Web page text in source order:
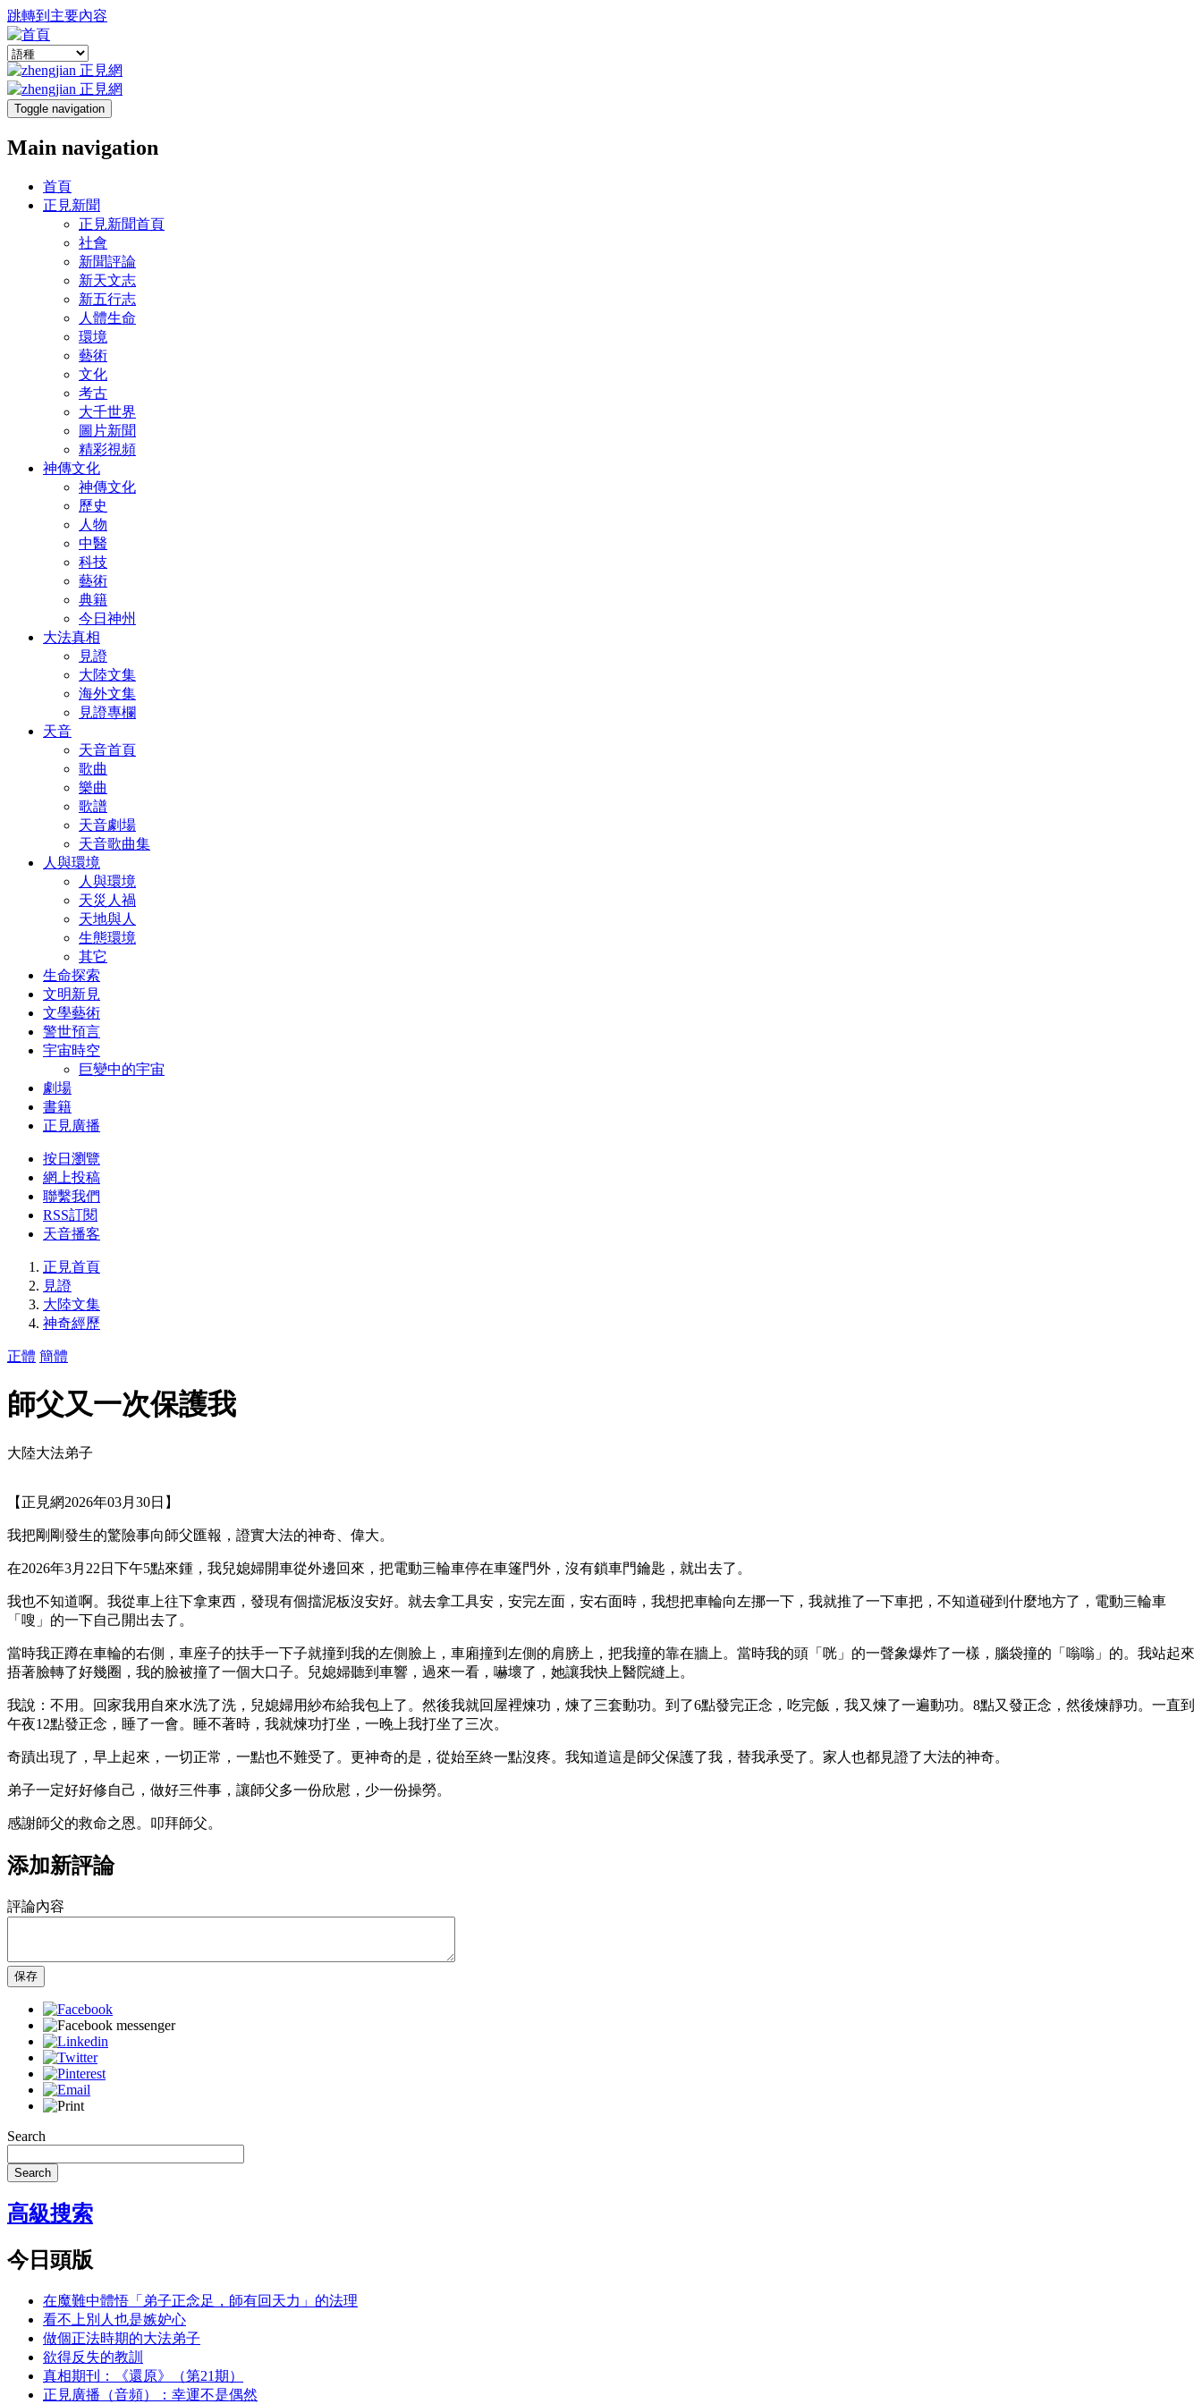
跳轉到主要內容
Toggle navigation
Main navigation
首頁
正見新聞
正見新聞首頁
社會
新聞評論
新天文志
新五行志
人體生命
環境
藝術
文化
考古
大千世界
圖片新聞
精彩視頻
神傳文化
神傳文化
歷史
人物
中醫
科技
藝術
典籍
今日神州
大法真相
見證
大陸文集
海外文集
見證專欄
天音
天音首頁
歌曲
樂曲
歌譜
天音劇場
天音歌曲集
人與環境
人與環境
天災人禍
天地與人
生態環境
其它
生命探索
文明新見
文學藝術
警世預言
宇宙時空
巨變中的宇宙
劇場
書籍
正見廣播
按日瀏覽
網上投稿
聯繫我們
RSS訂閱
天音播客
正見首頁
見證
大陸文集
神奇經歷
正體 簡體
師父又一次保護我
大陸大法弟子
【正見網2026年03月30日】
我把剛剛發生的驚險事向師父匯報，證實大法的神奇、偉大。
在2026年3月22日下午5點來鍾，我兒媳婦開車從外邊回來，把電動三輪車停在車篷門外，沒有鎖車門鑰匙，就出去了。
我也不知道啊。我從車上往下拿東西，發現有個擋泥板沒安好。就去拿工具安，安完左面，安右面時，我想把車輪向左挪一下，我就推了一下車把，不知道碰到什麼地方了，電動三輪車
「嗖」的一下自己開出去了。
當時我正蹲在車輪的右側，車座子的扶手一下子就撞到我的左側臉上，車廂撞到左側的肩膀上，把我撞的靠在牆上。當時我的頭「咣」的一聲象爆炸了一樣，腦袋撞的「嗡嗡」的。我站起來
捂著臉轉了好幾圈，我的臉被撞了一個大口子。兒媳婦聽到車響，過來一看，嚇壞了，她讓我快上醫院縫上。
我說：不用。回家我用自來水洗了洗，兒媳婦用紗布給我包上了。然後我就回屋裡煉功，煉了三套動功。到了6點發完正念，吃完飯，我又煉了一遍動功。8點又發正念，然後煉靜功。一直到
午夜12點發正念，睡了一會。睡不著時，我就煉功打坐，一晚上我打坐了三次。
奇蹟出現了，早上起來，一切正常，一點也不難受了。更神奇的是，從始至終一點沒疼。我知道這是師父保護了我，替我承受了。家人也都見證了大法的神奇。
弟子一定好好修自己，做好三件事，讓師父多一份欣慰，少一份操勞。
感謝師父的救命之恩。叩拜師父。
添加新評論
評論內容
保存
Search
Search
高級搜索
今日頭版
在魔難中體悟「弟子正念足，師有回天力」的法理
看不上別人也是嫉妒心
做個正法時期的大法弟子
欲得反失的教訓
真相期刊：《還原》（第21期）
正見廣播（音頻）：幸運不是偶然